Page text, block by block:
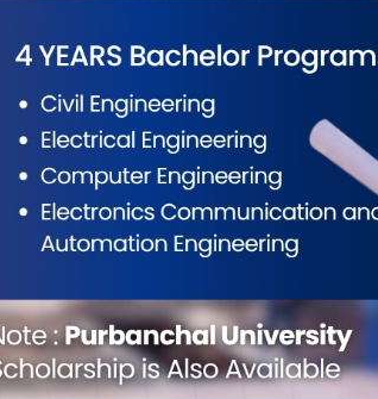
नगरवासीले मेयर पराजुलीसँग ठुलै
त्यो अनुसारको सुधारका काम हुन सकेन ।
चपेटामा पर्यो । अस्तब्यस्त बनेको
पराजुली बताउँछन् । वाढी पछि चाडपर्ब,